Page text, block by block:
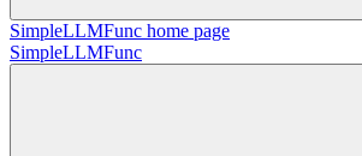
SimpleLLMFunc home page
SimpleLLMFunc